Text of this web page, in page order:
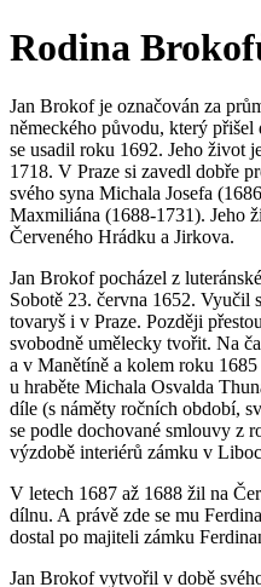
Rodina
Jan Brokof je označován za
německého původu, který přišel
se usadil roku 1692. Jeho život
1718. V Praze si zavedl dobře
svého syna Michala Josefa
Maxmiliána (1688-1731). Jeho
Červeného Hrádku a Jirkova.
Jan Brokof pocházel z
Sobotě 23. června 1652. Vyučil
tovaryš i v Praze. Později
svobodně umělecky tvořit. Na
a v Manětíně a kolem roku
u hraběte Michala Osvalda
díle (s náměty ročních období,
se podle dochované smlouvy z
výzdobě interiérů zámku v
V letech 1687 až 1688 žil na
dílnu. A právě zde se mu
dostal po majiteli zámku
Jan Brokof vytvořil v době